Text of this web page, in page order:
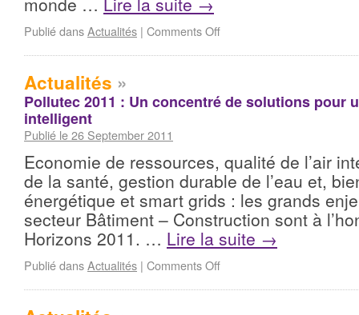
Publié dansActualités | Comments Off
Actualités »
Pollutec 2011 : Un concentré de solutions pour
intelligent
Publié le 26 September 2011
Economie de ressources, qualité de l’air
de la santé, gestion durable de l’eau et,
énergétique et smart grids : les grands
secteur Bâtiment – Construction sont à
Horizons 2011. … Lire la suite →
Publié dansActualités | Comments Off